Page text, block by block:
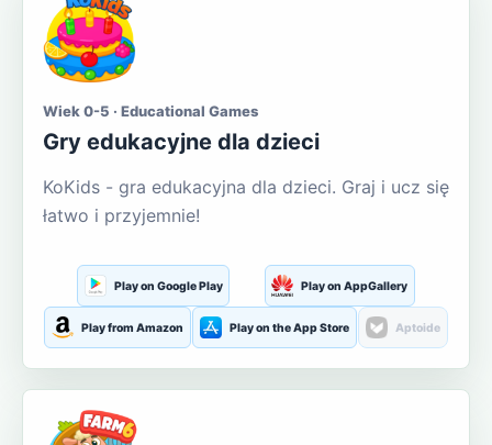
Wiek 0-5 · Educational Games
Gry edukacyjne dla dzieci
KoKids - gra edukacyjna dla dzieci. Graj i ucz się
łatwo i przyjemnie!
Play on Google Play Play on AppGallery
Play from Amazon Play on the App Store Aptoide